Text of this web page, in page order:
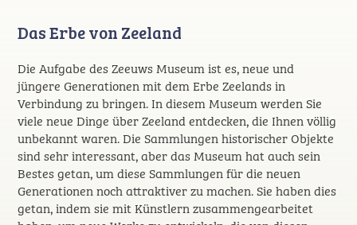
Das Erbe von Zeeland
Die Aufgabe des Zeeuws Museum ist es, neue und
jüngere Generationen mit dem Erbe Zeelands in
Verbindung zu bringen. In diesem Museum werden Sie
viele neue Dinge über Zeeland entdecken, die Ihnen völlig
unbekannt waren. Die Sammlungen historischer Objekte
sind sehr interessant, aber das Museum hat auch sein
Bestes getan, um diese Sammlungen für die neuen
Generationen noch attraktiver zu machen. Sie haben dies
getan, indem sie mit Künstlern zusammengearbeitet